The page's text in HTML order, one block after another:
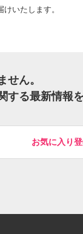
いたします。
ん。
する最新情報
お気に入り